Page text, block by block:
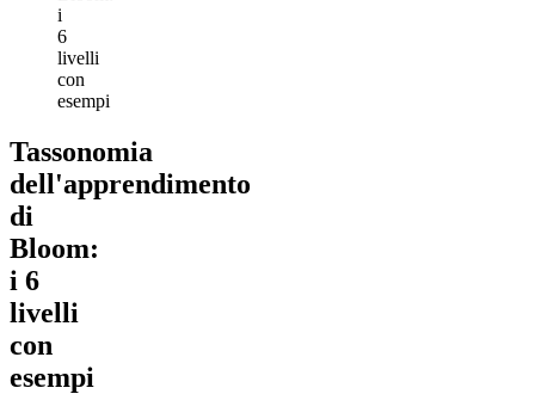
i
6
livelli
con
esempi
Tassonomia
dell'apprendimento
di
Bloom:
i 6
livelli
con
esempi